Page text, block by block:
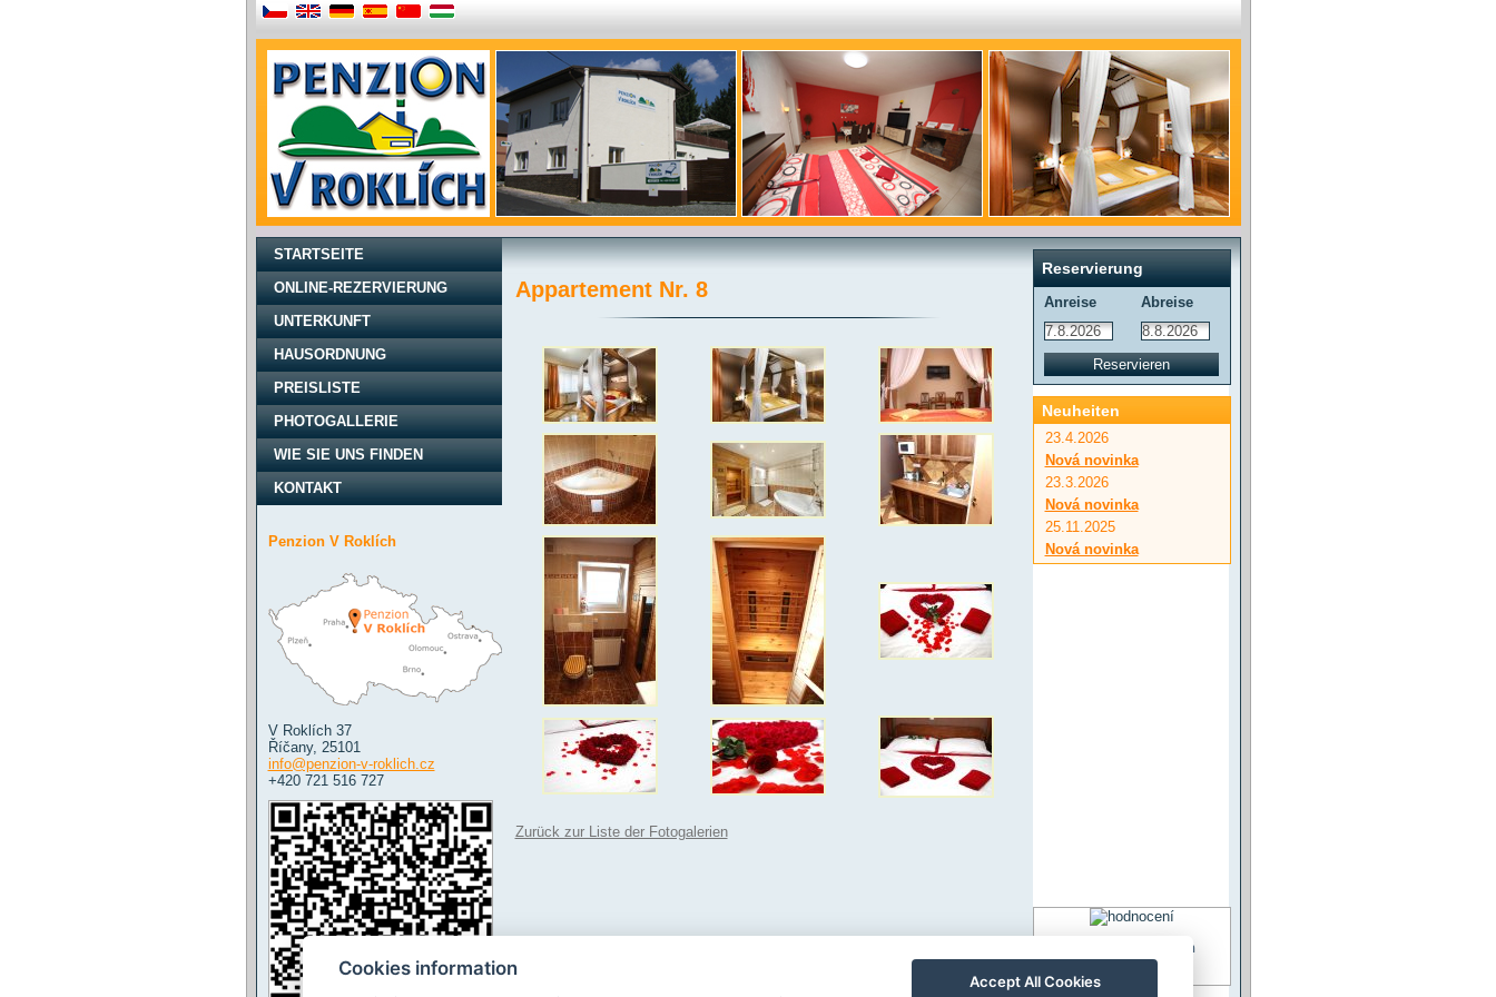
STARTSEITE
ONLINE-REZERVIERUNG
UNTERKUNFT
HAUSORDNUNG
PREISLISTE
PHOTOGALLERIE
WIE SIE UNS FINDEN
KONTAKT
Penzion V Roklích
V Roklích 37
Říčany, 25101
info@penzion-v-roklich.cz
+420 721 516 727
Appartement Nr. 8
Zurück zur Liste der Fotogalerien
Reservierung
Anreise Abreise
Neuheiten
23.4.2026
Nová novinka
23.3.2026
Nová novinka
25.11.2025
Nová novinka
Penzion V Roklích
Cookies information
Accept All Cookies